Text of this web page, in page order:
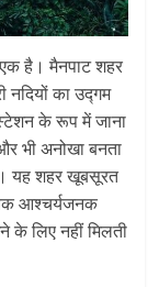
है। मैनपाट शहर
नदियों का उद्गम
के रूप में जाना
भी अनोखा बनता
यह शहर खूबसूरत
आश्चर्यजनक
लिए नहीं मिलती